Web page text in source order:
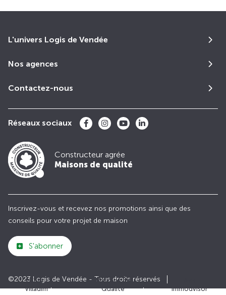
Club
Villadim
Maisons de
Qualité
Immodvisor
L'univers Logis de Vendée
Nos agences
Contactez-nous
Réseaux sociaux
Constructeur agrée
Maisons de qualité
Inscrivez-vous et recevez nos promotions ainsi que des
conseils pour votre projet de maison
S'abonner
©2023 Logis de Vendée - Tous droits réservés
Plan du site
Paramètres des cookies